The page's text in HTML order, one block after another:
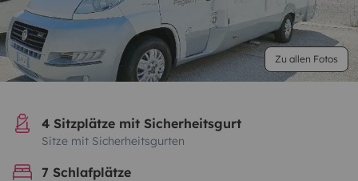
Zu allen Fotos
4 Sitzplätze mit Sicherheitsgurt
Sitze mit Sicherheitsgurten
7 Schlafplätze